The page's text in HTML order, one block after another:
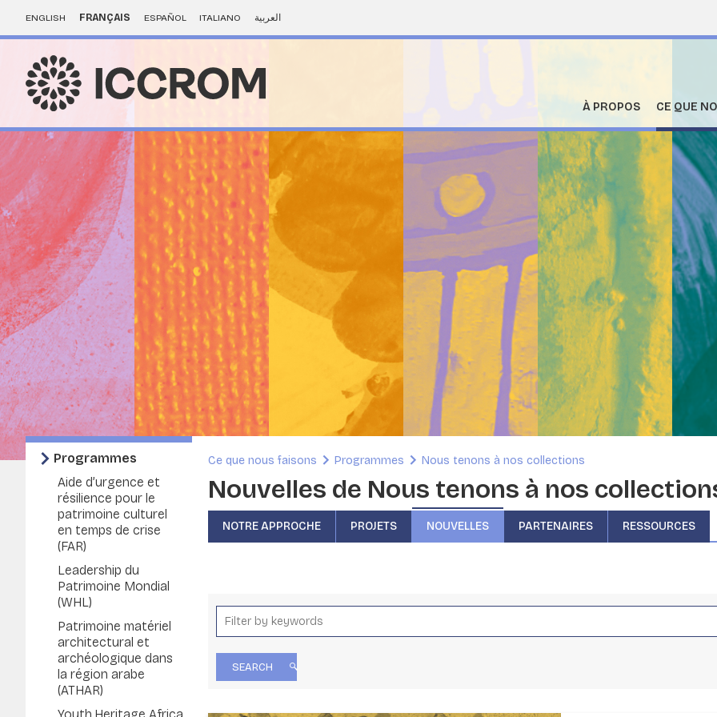
ENGLISH FRANÇAIS ESPAÑOL ITALIANO العربية
À PROPOS CE QUE
Programmes
Aide d’urgence et
résilience pour le
patrimoine culturel
en temps de crise
(FAR)
Leadership du
Patrimoine Mondial
(WHL)
Patrimoine matériel
architectural et
archéologique dans
la région arabe
(ATHAR)
Ce que nous faisons Programmes Nous tenons à nos collections
Nouvelles de Nous tenons à nos
NOTRE APPROCHE PROJETS NOUVELLES PARTENAIRES RESSOURCES